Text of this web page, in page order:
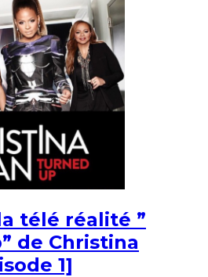
télé réalité ”
de Christina
1]